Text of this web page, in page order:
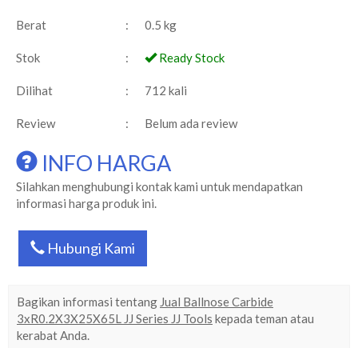
Berat : 0.5 kg
Stok : Ready Stock
Dilihat : 712 kali
Review : Belum ada review
INFO HARGA
Silahkan menghubungi kontak kami untuk mendapatkan
informasi harga produk ini.
Hubungi Kami
Bagikan informasi tentang Jual Ballnose Carbide
3xR0.2X3X25X65L JJ Series JJ Tools kepada teman atau
kerabat Anda.